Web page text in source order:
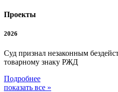
Проекты
2026
Суд признал незаконным
товарному знаку РЖД
Подробнее
показать все »